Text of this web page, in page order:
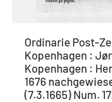
Ordinarie Post-
Kopenhagen :
Kopenhagen :
1676
(7.3.1665) Num.